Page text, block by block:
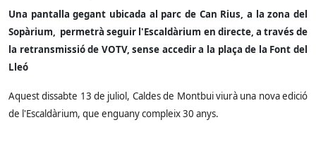
Una pantalla gegant ubicada al parc de Can Rius, a la zona del
Sopàrium, permetrà seguir l'Escaldàrium en directe, a través de
la retransmissió de VOTV, sense accedir a la plaça de la Font del
Lleó
Aquest dissabte 13 de juliol, Caldes de Montbui viurà una nova edició
de l'Escaldàrium, que enguany compleix 30 anys.